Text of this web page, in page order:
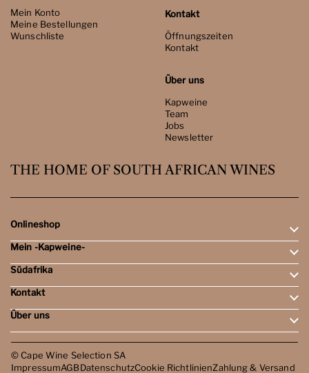
Mein Konto
Meine Bestellungen
Wunschliste
Kontakt
Öffnungszeiten
Kontakt
Über uns
Kapweine
Team
Jobs
Newsletter
THE HOME OF SOUTH AFRICAN WINES
Onlineshop
Rotweine
Weissweine
Schaumweine
Tasting-Sets
Dessert- & Port-Weine
Mein -Kapweine-
Mein Konto
Meine Bestellungen
Wunschliste
Südafrika
Weingebiete
Weingüter
Weinbewertungen
Reisen
Kontakt
Öffnungszeiten
Kontakt
Über uns
Kapweine
Team
Jobs
© Cape Wine Selection SA
ImpressumAGBDatenschutzCookie RichtlinienZahlung & Versand